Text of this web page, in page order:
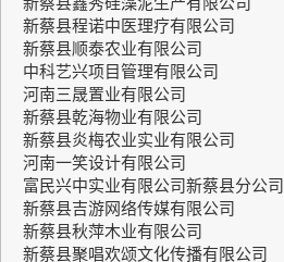
新蔡县程诺中医理疗有限公司
新蔡县顺泰农业有限公司
中科艺兴项目管理有限公司
河南三晟置业有限公司
新蔡县乾海物业有限公司
新蔡县炎梅农业实业有限公司
河南一笑设计有限公司
富民兴中实业有限公司新蔡县分公司
新蔡县吉游网络传媒有限公司
新蔡县秋萍木业有限公司
新蔡县聚唱欢颂文化传播有限公司